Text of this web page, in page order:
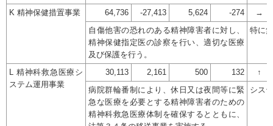
K 精神保健措置事業 64,736 -27,413 5,624 -274 →
自傷他害の恐れのある精神障害者に対し、
精神保健指定医の診察を行い、適切な医療
及び保護を行う。
特に
L 精神科救急医療シ
ステム運用事業
30,113 2,161 500 132 ↑
病院群輪番制により、休日又は夜間等に緊
急な医療を必要とする精神障害者のための
精神科救急医療体制を確保するとともに、
シス